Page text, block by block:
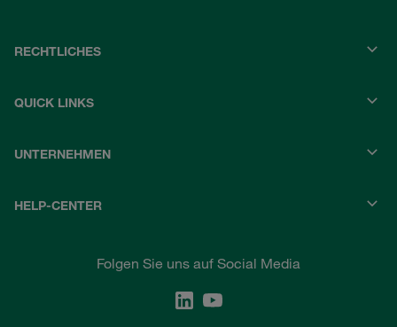
RECHTLICHES
QUICK LINKS
UNTERNEHMEN
HELP-CENTER
Folgen Sie uns auf Social Media